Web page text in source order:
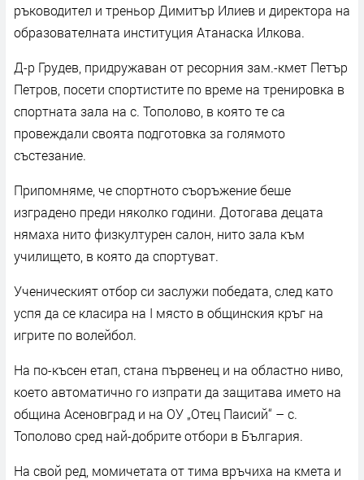
ръководител и треньор Димитър Илиев и директора на
образователната институция Атанаска Илкова.
Д-р Грудев, придружаван от ресорния зам.-кмет Петър
Петров, посети спортистите по време на тренировка в
спортната зала на с. Тополово, в която те са
провеждали своята подготовка за голямото
състезание.
Припомняме, че спортното съоръжение беше
изградено преди няколко години. Дотогава децата
нямаха нито физкултурен салон, нито зала към
училището, в която да спортуват.
Ученическият отбор си заслужи победата, след като
успя да се класира на I място в общинския кръг на
игрите по волейбол.
На по-късен етап, стана първенец и на областно ниво,
което автоматично го изпрати да защитава името на
община Асеновград и на ОУ „Отец Паисий“ – с.
Тополово сред най-добрите отбори в България.
На свой ред, момичетата от тима връчиха на кмета и